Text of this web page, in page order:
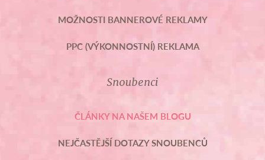
MOŽNOSTI BANNEROVÉ REKLAMY
PPC (VÝKONNOSTNÍ) REKLAMA
Snoubenci
ČLÁNKY NA NAŠEM BLOGU
NEJČASTĚJŠÍ DOTAZY SNOUBENCŮ